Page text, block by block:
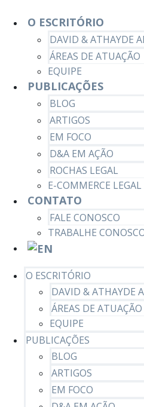
O ESCRITÓRIO
DAVID & ATHAYDE
ÁREAS DE ATUAÇÃO
EQUIPE
PUBLICAÇÕES
BLOG
ARTIGOS
EM FOCO
D&A EM AÇÃO
ROCHAS LEGAL
E-COMMERCE LEGAL
CONTATO
FALE CONOSCO
TRABALHE
O ESCRITÓRIO
DAVID & ATHAYDE
ÁREAS DE ATUAÇÃO
EQUIPE
PUBLICAÇÕES
BLOG
ARTIGOS
EM FOCO